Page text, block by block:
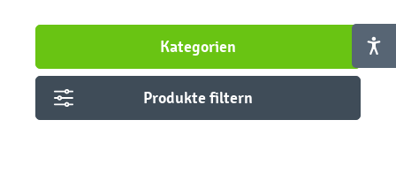
Kategorien
Produkte filtern